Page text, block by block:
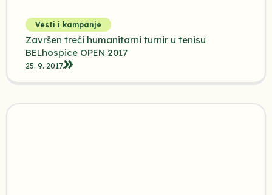
Vesti i kampanje
Završen treći humanitarni turnir u tenisu
BELhospice OPEN 2017
25. 9. 2017.